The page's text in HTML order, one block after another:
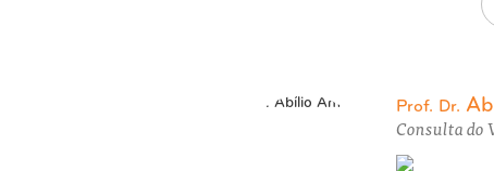
Prof. Dr.
Consulta do